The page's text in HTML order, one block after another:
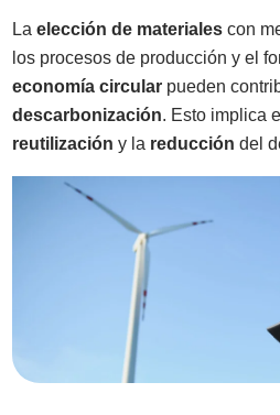
Laelección de materiales con
los procesos de producción y el
economía circular pueden
descarbonización. Esto implica el
reutilizacióny la reduccióndel